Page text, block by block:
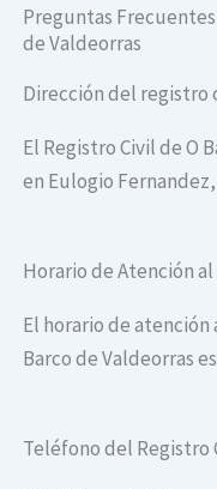
Preguntas
de Valdeorras
Dirección del registro
El Registro Civil de O
en Eulogio
Horario de Atención
El horario de
Barco de Valdeorras
Teléfono del Registro